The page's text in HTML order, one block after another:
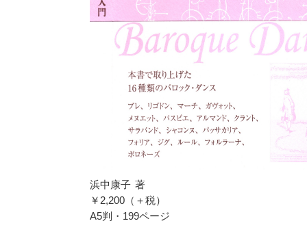
浜中康子 著
￥2,200（＋税）
A5判・199ページ